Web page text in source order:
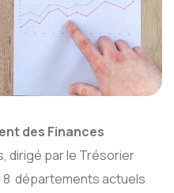
des Finances
dirigé par le Trésorier
8 départements actuels